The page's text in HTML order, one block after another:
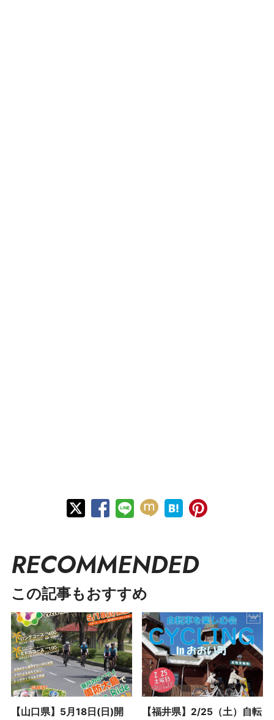
RECOMMENDED
この記事もおすすめ
【山口県】5月18日(日)開
【福井県】2/25（土）自転